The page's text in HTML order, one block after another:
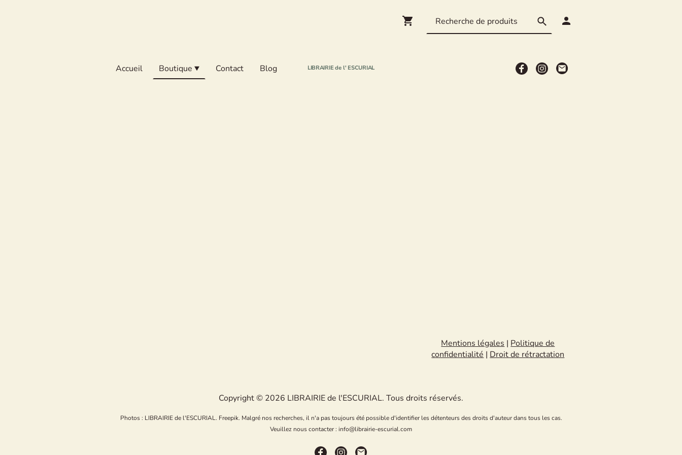
Accueil Boutique Contact Blog LIBRAIRIE de l' ESCURIAL
Mentions légales|Politique de
confidentialité|Droit de rétractation
Copyright © 2026 LIBRAIRIE de l'ESCURIAL. Tous droits réservés.
Photos : LIBRAIRIE de l'ESCURIAL. Freepik. Malgré nos recherches, il n'a pas toujours été possible d'identifier les détenteurs des droits d'auteur dans tous les cas.
Veuillez nous contacter : info@librairie-escurial.com